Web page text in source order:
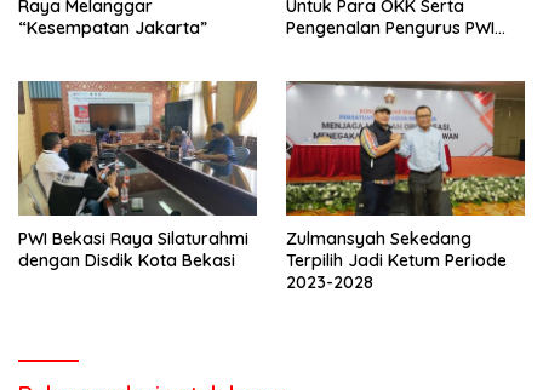
Raya Melanggar
“Kesempatan Jakarta”
Untuk Para OKK Serta
Pengenalan Pengurus PWI
PWI Bekasi Raya Silaturahmi
dengan Disdik Kota Bekasi
Zulmansyah Sekedang
Terpilih Jadi Ketum Periode
2023-2028